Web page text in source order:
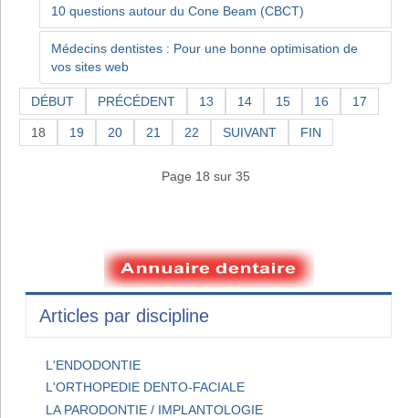
10 questions autour du Cone Beam (CBCT)
Médecins dentistes : Pour une bonne optimisation de
vos sites web
DÉBUT PRÉCÉDENT 13 14 15 16 17
18 19 20 21 22 SUIVANT FIN
Page 18 sur 35
Articles par discipline
L'ENDODONTIE
L'ORTHOPEDIE DENTO-FACIALE
LA PARODONTIE / IMPLANTOLOGIE